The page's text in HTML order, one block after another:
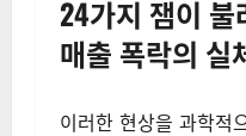
24가지 잼이 불
매출 폭락의 실
이러한 현상을 과학적